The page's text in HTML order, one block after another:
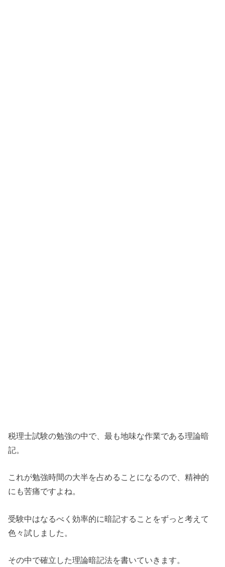
税理士試験の勉強の中で、最も地味な作業である理論暗
記。
これが勉強時間の大半を占めることになるので、精神的
にも苦痛ですよね。
受験中はなるべく効率的に暗記することをずっと考えて
色々試しました。
その中で確立した理論暗記法を書いていきます。